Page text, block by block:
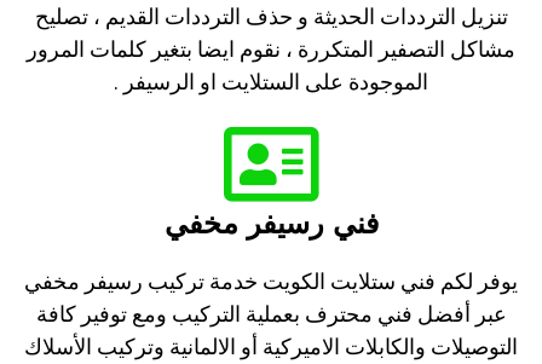
تنزيل الترددات الحديثة و حذف الترددات القديم ، تصليح
مشاكل التصفير المتكررة ، نقوم ايضا بتغير كلمات المرور
الموجودة على الستلايت او الرسيفر .
فني رسيفر مخفي
يوفر لكم فني ستلايت الكويت خدمة تركيب رسيفر مخفي
عبر أفضل فني محترف بعملية التركيب ومع توفير كافة
التوصيلات والكابلات الاميركية أو الالمانية وتركيب الأسلاك